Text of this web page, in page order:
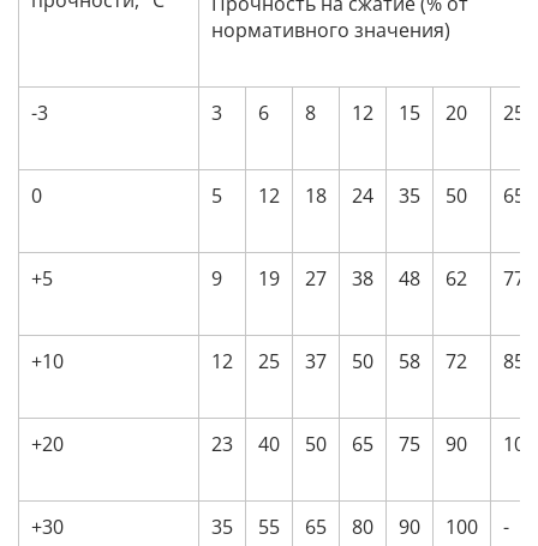
нормативного значения)
-3 3 6 8 12 15 20 25
0 5 12 18 24 35 50 65
+5 9 19 27 38 48 62 77
+10 12 25 37 50 58 72 85
+20 23 40 50 65 75 90 100
+30 35 55 65 80 90 100 -